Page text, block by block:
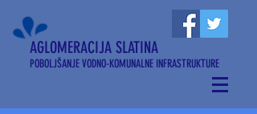
AGLOMERACIJA SLATINA
POBOLJŠANJE VODNO-KOMUNALNE INFRASTRUKTURE